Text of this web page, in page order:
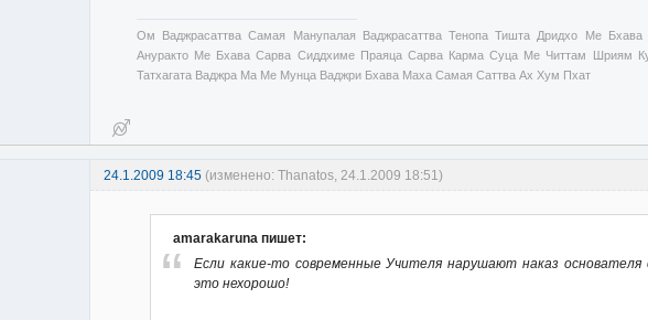
Ом Ваджрасаттва Самая Манупалая Ваджрасаттва Тенопа Тишта Дридхо Ме
Ануракто Ме Бхава Сарва Сиддхиме Праяца Сарва Карма Суца Ме Читтам Шриям
Татхагата Ваджра Ма Ме Мунца Ваджри Бхава Маха Самая Саттва Ах Хум Пхат
24.1.2009 18:45 (изменено: Thanatos, 24.1.2009 18:51)
amarakaruna пишет:
Если какие-то современные Учителя нарушают наказ основателя
это нехорошо!